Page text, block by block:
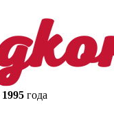
1995 года